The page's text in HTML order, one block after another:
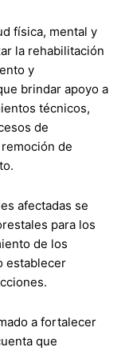
física, mental y
la rehabilitación
y
brindar apoyo a
técnicos,
de
de
afectadas se
para los
de los
establecer
a fortalecer
que